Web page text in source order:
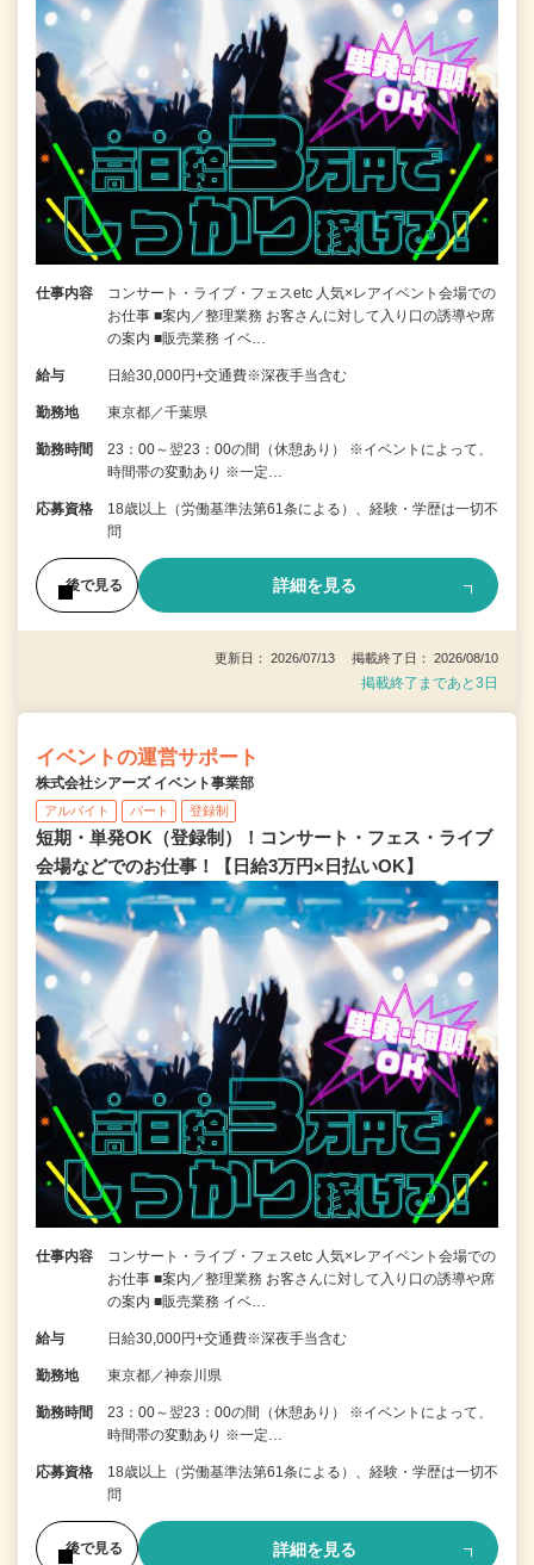
仕事内容
コンサート・ライブ・フェスetc 人気×レアイベント会場での
お仕事 ■案内／整理業務 お客さんに対して入り口の誘導や席
の案内 ■販売業務 イベ…
給与 日給30,000円+交通費※深夜手当含む
勤務地 東京都／千葉県
勤務時間
23：00～翌23：00の間（休憩あり） ※イベントによって、
時間帯の変動あり ※一定…
応募資格
18歳以上（労働基準法第61条による）、経験・学歴は一切不
問
後で見る 詳細を見る
更新日： 2026/07/13 掲載終了日： 2026/08/10
掲載終了まであと3日
イベントの運営サポート
株式会社シアーズ イベント事業部
アルバイト パート 登録制
短期・単発OK（登録制）！コンサート・フェス・ライブ
会場などでのお仕事！【日給3万円×日払いOK】
仕事内容
コンサート・ライブ・フェスetc 人気×レアイベント会場での
お仕事 ■案内／整理業務 お客さんに対して入り口の誘導や席
の案内 ■販売業務 イベ…
給与 日給30,000円+交通費※深夜手当含む
勤務地 東京都／神奈川県
勤務時間
23：00～翌23：00の間（休憩あり） ※イベントによって、
時間帯の変動あり ※一定…
応募資格
18歳以上（労働基準法第61条による）、経験・学歴は一切不
問
後で見る 詳細を見る